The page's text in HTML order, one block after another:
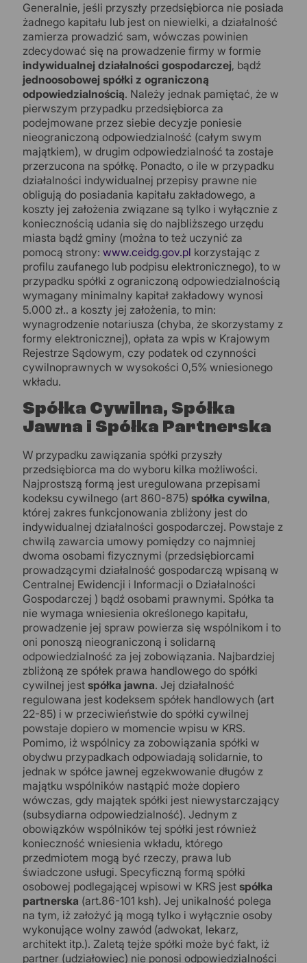
Generalnie, jeśli przyszły przedsiębiorca nie posiada
żadnego kapitału lub jest on niewielki, a działalność
zamierza prowadzić sam, wówczas powinien
zdecydować się na prowadzenie firmy w formie
indywidualnej działalności gospodarczej, bądź
jednoosobowej spółki z ograniczoną
odpowiedzialnością. Należy jednak pamiętać, że w
pierwszym przypadku przedsiębiorca za
podejmowane przez siebie decyzje poniesie
nieograniczoną odpowiedzialność (całym swym
majątkiem), w drugim odpowiedzialność ta zostaje
przerzucona na spółkę. Ponadto, o ile w przypadku
działalności indywidualnej przepisy prawne nie
obligują do posiadania kapitału zakładowego, a
koszty jej założenia związane są tylko i wyłącznie z
koniecznością udania się do najbliższego urzędu
miasta bądź gminy (można to też uczynić za
pomocą strony:www.ceidg.gov.pl korzystając z
profilu zaufanego lub podpisu elektronicznego), to w
przypadku spółki z ograniczoną odpowiedzialnością
wymagany minimalny kapitał zakładowy wynosi
5.000 zł.. a koszty jej założenia, to min:
wynagrodzenie notariusza (chyba, że skorzystamy z
formy elektronicznej), opłata za wpis w Krajowym
Rejestrze Sądowym, czy podatek od czynności
cywilnoprawnych w wysokości 0,5% wniesionego
wkładu.
Spółka Cywilna, Spółka
Jawna i Spółka Partnerska
W przypadku zawiązania spółki przyszły
przedsiębiorca ma do wyboru kilka możliwości.
Najprostszą formą jest uregulowana przepisami
kodeksu cywilnego (art 860-875)spółka cywilna,
której zakres funkcjonowania zbliżony jest do
indywidualnej działalności gospodarczej. Powstaje z
chwilą zawarcia umowy pomiędzy co najmniej
dwoma osobami fizycznymi (przedsiębiorcami
prowadzącymi działalność gospodarczą wpisaną w
Centralnej Ewidencji i Informacji o Działalności
Gospodarczej ) bądź osobami prawnymi. Spółka ta
nie wymaga wniesienia określonego kapitału,
prowadzenie jej spraw powierza się wspólnikom i to
oni ponoszą nieograniczoną i solidarną
odpowiedzialność za jej zobowiązania. Najbardziej
zbliżoną ze spółek prawa handlowego do spółki
cywilnej jestspółka jawna. Jej działalność
regulowana jest kodeksem spółek handlowych (art
22-85) i w przeciwieństwie do spółki cywilnej
powstaje dopiero w momencie wpisu w KRS.
Pomimo, iż wspólnicy za zobowiązania spółki w
obydwu przypadkach odpowiadają solidarnie, to
jednak w spółce jawnej egzekwowanie długów z
majątku wspólników nastąpić może dopiero
wówczas, gdy majątek spółki jest niewystarczający
(subsydiarna odpowiedzialność). Jednym z
obowiązków wspólników tej spółki jest również
konieczność wniesienia wkładu, którego
przedmiotem mogą być rzeczy, prawa lub
świadczone usługi. Specyficzną formą spółki
osobowej podlegającej wpisowi w KRS jestspółka
partnerska (art.86-101 ksh). Jej unikalność polega
na tym, iż założyć ją mogą tylko i wyłącznie osoby
wykonujące wolny zawód (adwokat, lekarz,
architekt itp.). Zaletą tejże spółki może być fakt, iż
partner (udziałowiec) nie ponosi odpowiedzialności